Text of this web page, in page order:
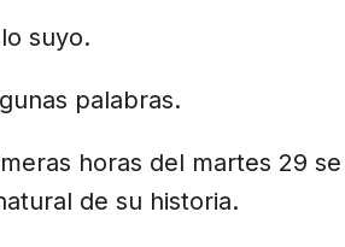
suyo.
palabras.
horas del martes 29 se
de su historia.